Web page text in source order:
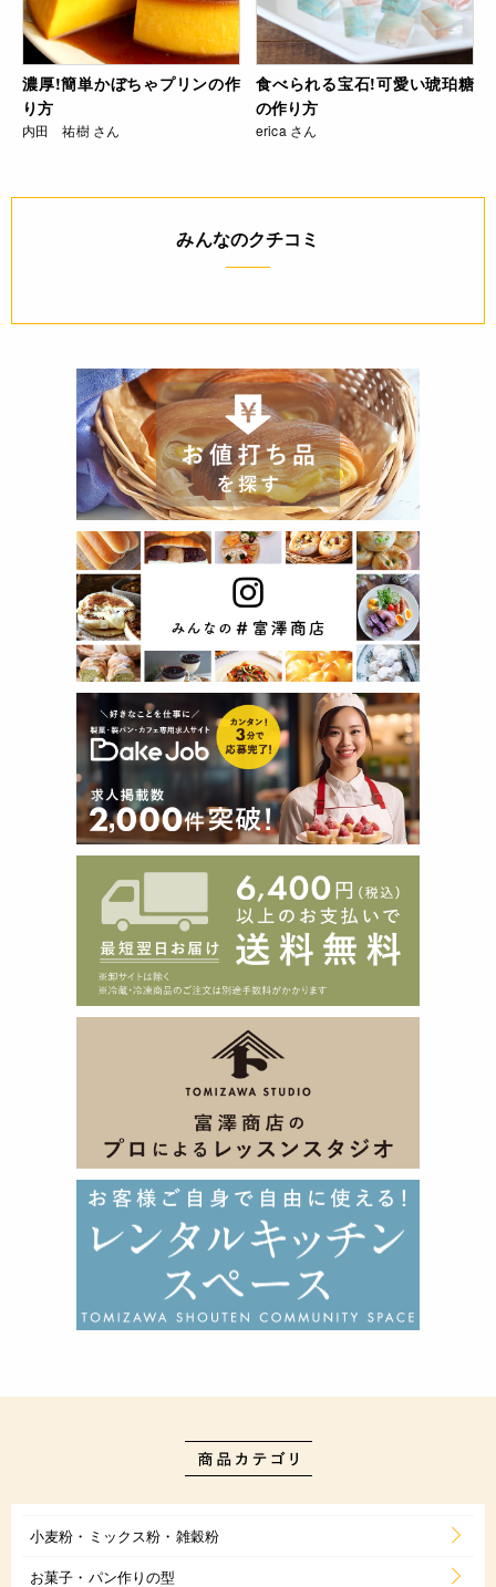
濃厚!簡単かぼちゃプリンの作
り方
内田 祐樹 さん
食べられる宝石!可愛い琥珀糖
の作り方
erica さん
みんなのクチコミ
小麦粉・ミックス粉・雑穀粉
お菓子・パン作りの型